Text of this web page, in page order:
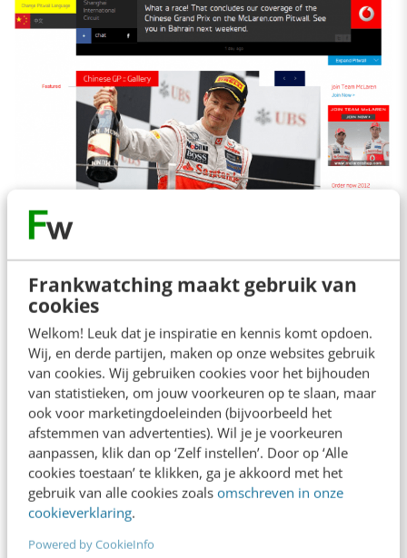
Frankwatching maakt gebruik van
cookies
Welkom! Leuk dat je inspiratie en kennis komt opdoen.
Wij, en derde partijen, maken op onze websites gebruik
van cookies. Wij gebruiken cookies voor het bijhouden
van statistieken, om jouw voorkeuren op te slaan, maar
ook voor marketingdoeleinden (bijvoorbeeld het
afstemmen van advertenties). Wil je je voorkeuren
aanpassen, klik dan op ‘Zelf instellen’. Door op ‘Alle
cookies toestaan’ te klikken, ga je akkoord met het
gebruik van alle cookies zoals omschreven in onze
cookieverklaring.
Powered by CookieInfo
Ook Gatorade demonstreerde zijn kunnen op
het vlak van contentplanning in de Gatorade
replay-campagne. Via dit verhaal wilden ze hun
klanten betrekken bij de cultuur van het merk.
Ze wilden consumenten overtuigen van de
bestaansreden van Gatorade: energie geven
aan atleten. Het concept gaat ervan uit dat elke
grote atleet wel eens een bepaalde wedstrijd
opnieuw wil spelen, omdat die nipt werd
verloren. Gatorade selecteerde een wedstrijd